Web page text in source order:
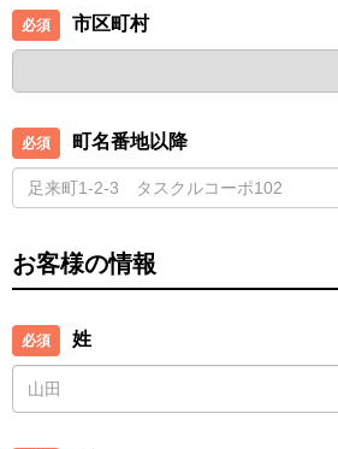
市区町村
町名番地以降
お客様の情報
姓